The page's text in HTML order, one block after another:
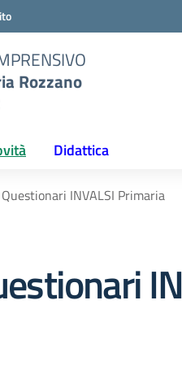
Rozzano
Didattica
INVALSI Primaria